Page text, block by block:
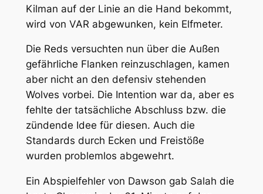
Kilman auf der Linie an die Hand bekommt,
wird von VAR abgewunken, kein Elfmeter.
Die Reds versuchten nun über die Außen
gefährliche Flanken reinzuschlagen, kamen
aber nicht an den defensiv stehenden
Wolves vorbei. Die Intention war da, aber es
fehlte der tatsächliche Abschluss bzw. die
zündende Idee für diesen. Auch die
Standards durch Ecken und Freistöße
wurden problemlos abgewehrt.
Ein Abspielfehler von Dawson gab Salah die